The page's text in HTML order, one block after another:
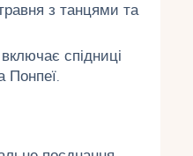
з танцями та
спідниці
Понпеї.